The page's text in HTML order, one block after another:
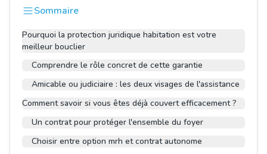
Sommaire
Pourquoi la protection juridique habitation est votre
meilleur bouclier
Comprendre le rôle concret de cette garantie
Amicable ou judiciaire : les deux visages de l'assistance
Comment savoir si vous êtes déjà couvert efficacement ?
Un contrat pour protéger l'ensemble du foyer
Choisir entre option mrh et contrat autonome